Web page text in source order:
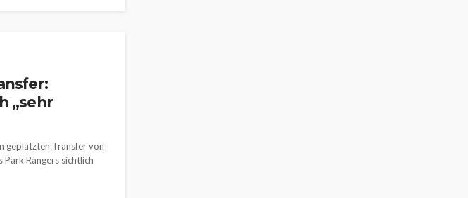
„sehr
geplatzten Transfer von
Park Rangers sichtlich